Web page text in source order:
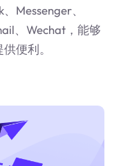
Messenger、
、Wechat，能够
便利。